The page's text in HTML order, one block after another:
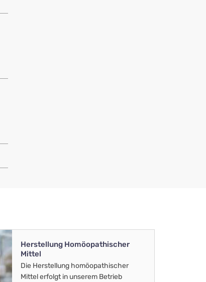
Herstellung Homöopathischer
Mittel
Die Herstellung homöopathischer
Mittel erfolgt in unserem Betrieb